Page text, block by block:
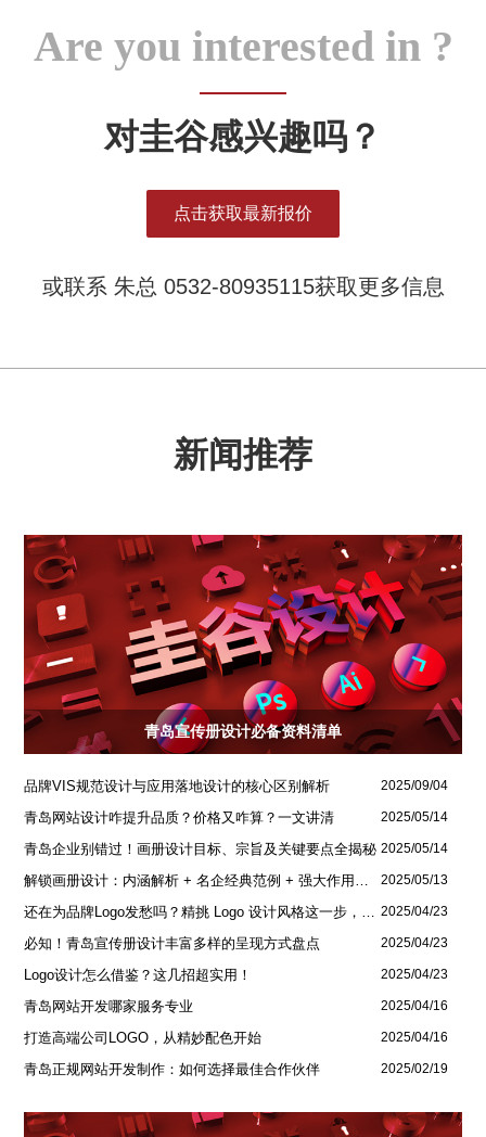
Are you interested in ?
对圭谷感兴趣吗？
点击获取最新报价
或联系 朱总 0532-80935115获取更多信息
新闻推荐
青岛宣传册设计必备资料清单
品牌VIS规范设计与应用落地设计的核心区别解析 2025/09/04
青岛网站设计咋提升品质？价格又咋算？一文讲清 2025/05/14
青岛企业别错过！画册设计目标、宗旨及关键要点全揭秘 2025/05/14
2025/05/13
2025/04/23
必知！青岛宣传册设计丰富多样的呈现方式盘点 2025/04/23
Logo设计怎么借鉴？这几招超实用！ 2025/04/23
青岛网站开发哪家服务专业 2025/04/16
打造高端公司LOGO，从精妙配色开始 2025/04/16
青岛正规网站开发制作：如何选择最佳合作伙伴 2025/02/19